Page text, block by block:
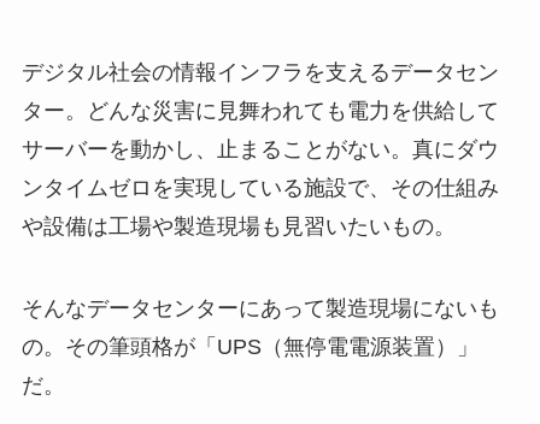
デジタル社会の情報インフラを支えるデータセン
ター。どんな災害に見舞われても電力を供給して
サーバーを動かし、止まることがない。真にダウ
ンタイムゼロを実現している施設で、その仕組み
や設備は工場や製造現場も見習いたいもの。
そんなデータセンターにあって製造現場にないも
の。その筆頭格が「UPS（無停電電源装置）」
だ。